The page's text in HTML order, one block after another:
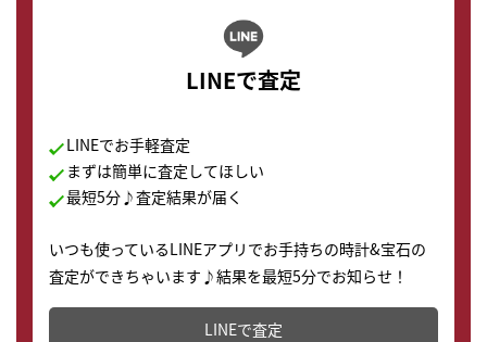
LINEで査定
LINEでお手軽査定
まずは簡単に査定してほしい
最短5分♪査定結果が届く
いつも使っているLINEアプリでお手持ちの時計&宝石の
査定ができちゃいます♪結果を最短5分でお知らせ！
どこからでもすぐに査定金額を知ることが出来ます。
LINEで査定